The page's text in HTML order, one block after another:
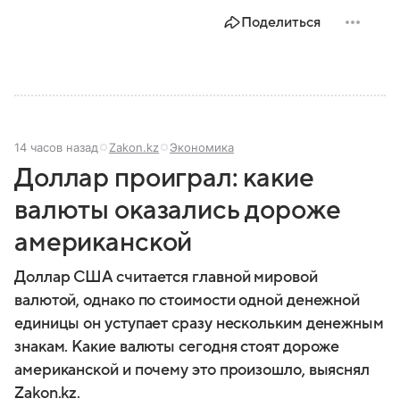
Поделиться
14 часов назад Zakon.kz Экономика
Доллар проиграл: какие
валюты оказались дороже
американской
Доллар США считается главной мировой
валютой, однако по стоимости одной денежной
единицы он уступает сразу нескольким денежным
знакам. Какие валюты сегодня стоят дороже
американской и почему это произошло, выяснял
Zakon.kz.